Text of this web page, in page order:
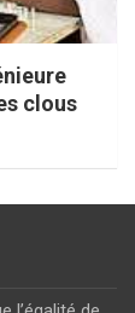
clous